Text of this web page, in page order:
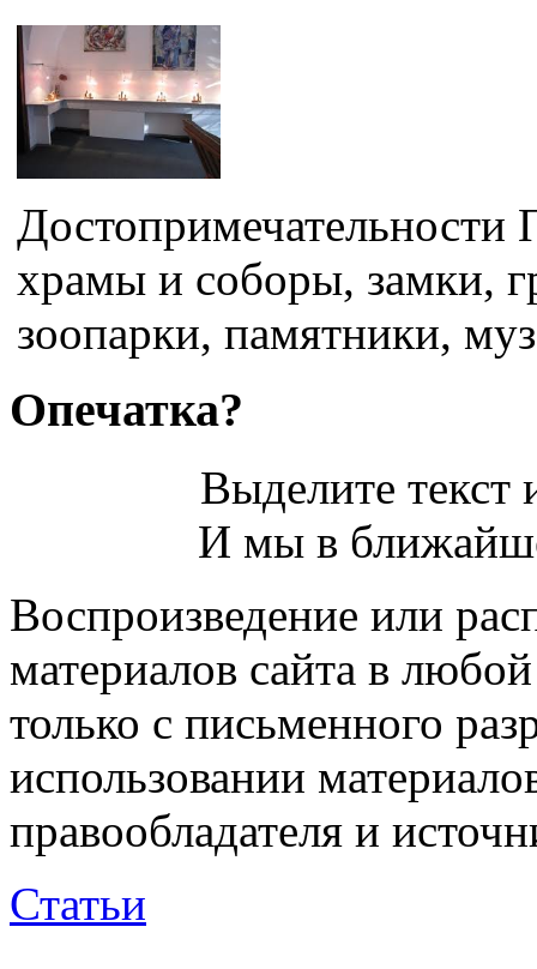
Достопримечательности
храмы и соборы, замки,
зоопарки, памятники,
Опечатка?
Выделите
И мы в
Воспроизведение или
материалов сайта в
только с письменного
использовании
правообладателя и
Статьи